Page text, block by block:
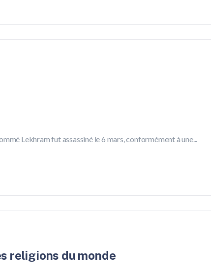
Lekhram fut assassiné le 6 mars, conformément à une...
religions du monde